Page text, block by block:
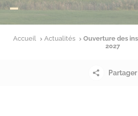
Accueil Actualités
Ouverture des
2027
Partager